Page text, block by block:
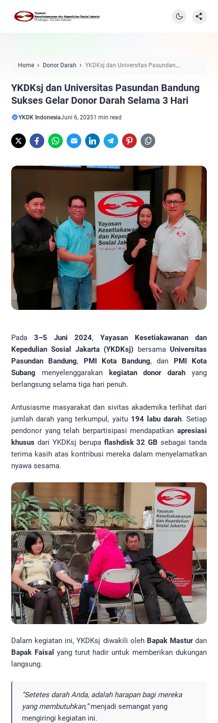
Home Donor Darah
YKDKsj dan Universitas Pasundan
YKDKsj dan Universitas Pasundan Bandung
Sukses Gelar Donor Darah Selama 3 Hari
YKDK IndonesiaJuni 6, 20251 min read
Pada 3–5 Juni 2024, Yayasan Kesetiakawanan dan
Kepedulian Sosial Jakarta (YKDKsj) bersamaUniversitas
Pasundan Bandung, PMI Kota Bandung, dan
PMI Kota
Subang menyelenggarakan kegiatan donor darah yang
berlangsung selama tiga hari penuh.
Antusiasme masyarakat dan sivitas akademika terlihat dari
jumlah darah yang terkumpul, yaitu 194 labu darah. Setiap
pendonor yang telah berpartisipasi mendapatkan apresiasi
khusus dari YKDKsj berupa flashdisk 32 GB sebagai tanda
terima kasih atas kontribusi mereka dalam menyelamatkan
nyawa sesama.
Dalam kegiatan ini, YKDKsj diwakili oleh Bapak Masturdan
Bapak Faisal yang turut hadir untuk memberikan dukungan
langsung.
“Setetes darah Anda, adalah harapan bagi mereka
yang membutuhkan,”menjadi semangat yang
mengiringi kegiatan ini.